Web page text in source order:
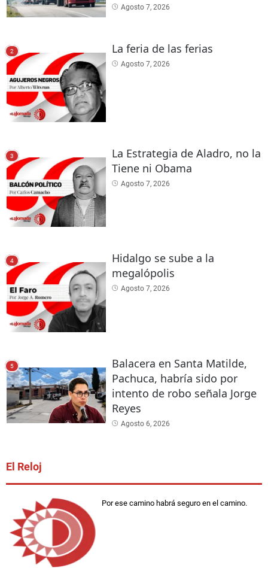
Agosto 7, 2026
2 La feria de las ferias
Agosto 7, 2026
3
La Estrategia de Aladro, no la
Tiene ni Obama
Agosto 7, 2026
4
Hidalgo se sube a la
megalópolis
Agosto 7, 2026
5
Balacera en Santa Matilde,
Pachuca, habría sido por
intento de robo señala Jorge
Reyes
Agosto 6, 2026
El Reloj
Por ese camino habrá seguro en el camino.